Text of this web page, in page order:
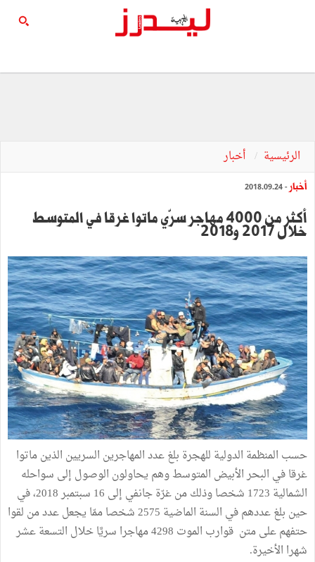
الرئيسية أخبار
أخبار - 2018.09.24
أكثر من 4000 مهاجر سرّي ماتوا غرقا في المتوسط
خلال 2017 و2018
حسب المنظمة الدولية للهجرة بلغ عدد المهاجرين السريين الذين ماتوا
غرقا في البحر الأبيض المتوسط وهم يحاولون الوصول إلى سواحله
الشمالية 1723 شخصا وذلك من غرّة جانفي إلى 16 سبتمبر 2018، في
حين بلغ عددهم في السنة الماضية 2575 شخصا ممّا يجعل عدد من لقوا
حتفهم على متن قوارب الموت 4298 مهاجرا سريَّا خلال التسعة عشر
شهرا الأخيرة.